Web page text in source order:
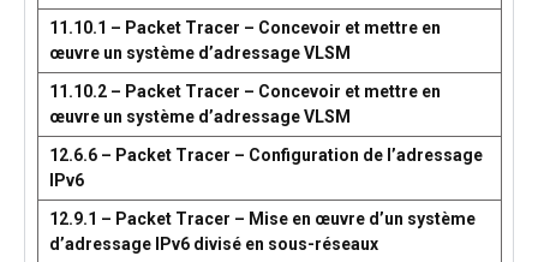
11.10.1 – Packet Tracer – Concevoir et mettre en
œuvre un système d’adressage VLSM
11.10.2 – Packet Tracer – Concevoir et mettre en
œuvre un système d’adressage VLSM
12.6.6 – Packet Tracer – Configuration de l’adressage
IPv6
12.9.1 – Packet Tracer – Mise en œuvre d’un système
d’adressage IPv6 divisé en sous-réseaux